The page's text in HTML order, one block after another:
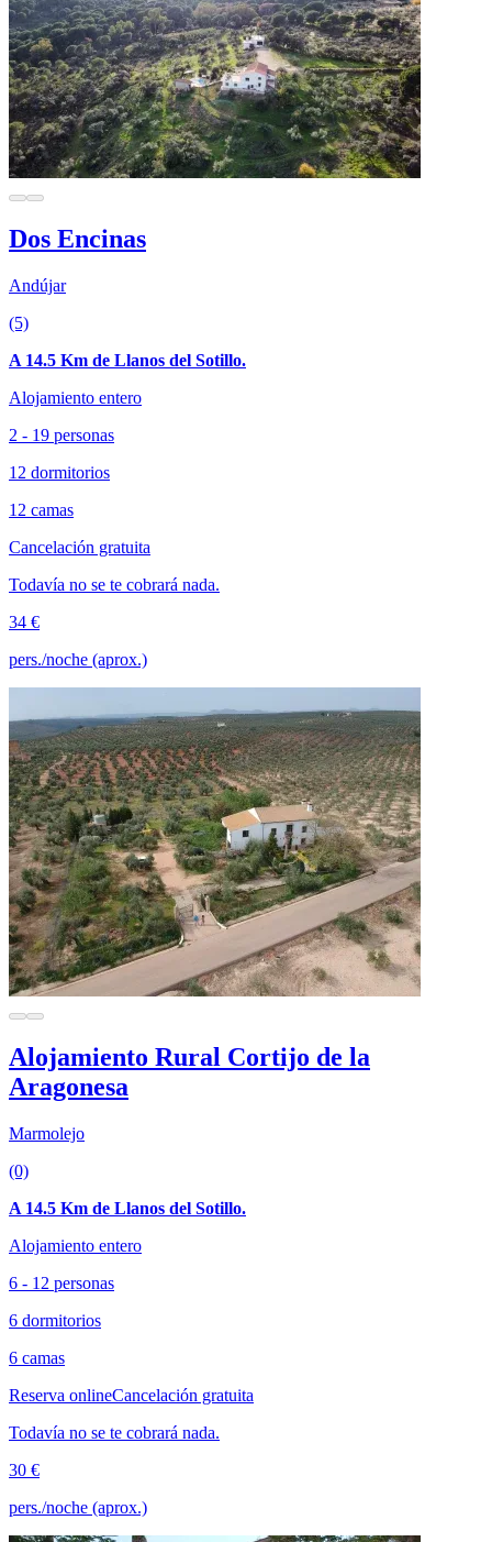
Dos Encinas
Andújar
(5)
A 14.5 Km de Llanos del Sotillo.
Alojamiento entero
2 - 19 personas
12 dormitorios
12 camas
Cancelación gratuita
Todavía no se te cobrará nada.
34 €
pers./noche (aprox.)
Alojamiento Rural Cortijo de la
Aragonesa
Marmolejo
(0)
A 14.5 Km de Llanos del Sotillo.
Alojamiento entero
6 - 12 personas
6 dormitorios
6 camas
Reserva onlineCancelación gratuita
Todavía no se te cobrará nada.
30 €
pers./noche (aprox.)